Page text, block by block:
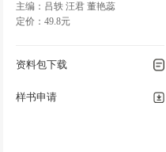
主编：吕轶 汪君 董艳蕊
定价：49.8元
资料包下载
样书申请